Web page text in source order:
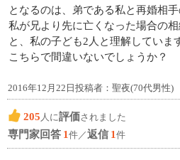
となるのは、弟である私と再婚相手
私が兄より先に亡くなった場合の
と、私の子ども2人と理解していま
こちらで間違いないでしょうか？
2016年12月22日投稿者：聖夜(70代男性)
205 人に評価されました
専門家回答 1件／返信 1件